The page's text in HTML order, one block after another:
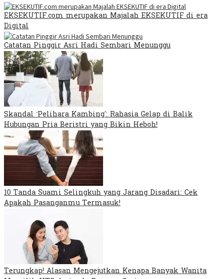
EKSEKUTIF.com merupakan Majalah EKSEKUTIF di era
Digital
Catatan Pinggir Asri Hadi Sembari Menunggu
Skandal ‘Pelihara Kambing’: Rahasia Gelap di Balik
Hubungan Pria Beristri yang Bikin Heboh!
10 Tanda Suami Selingkuh yang Jarang Disadari: Cek
Apakah Pasanganmu Termasuk!
Terungkap! Alasan Mengejutkan Kenapa Banyak Wanita